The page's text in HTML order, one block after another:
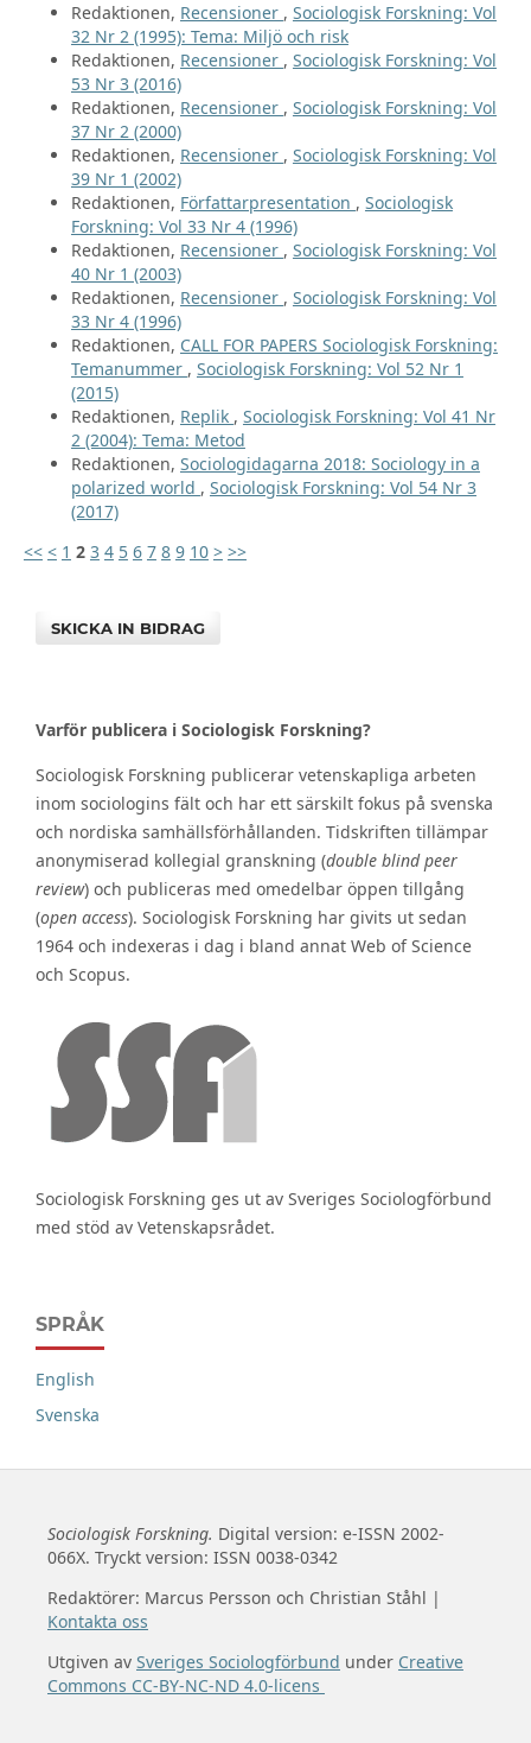
Redaktionen, Recensioner , Sociologisk Forskning: Vol
32 Nr 2 (1995): Tema: Miljö och risk
Redaktionen, Recensioner , Sociologisk Forskning: Vol
53 Nr 3 (2016)
Redaktionen, Recensioner , Sociologisk Forskning: Vol
37 Nr 2 (2000)
Redaktionen, Recensioner , Sociologisk Forskning: Vol
39 Nr 1 (2002)
Redaktionen, Författarpresentation , Sociologisk
Forskning: Vol 33 Nr 4 (1996)
Redaktionen, Recensioner , Sociologisk Forskning: Vol
40 Nr 1 (2003)
Redaktionen, Recensioner , Sociologisk Forskning: Vol
33 Nr 4 (1996)
Redaktionen, CALL FOR PAPERS Sociologisk Forskning:
Temanummer , Sociologisk Forskning: Vol 52 Nr 1
(2015)
Redaktionen, Replik , Sociologisk Forskning: Vol 41 Nr
2 (2004): Tema: Metod
Redaktionen, Sociologidagarna 2018: Sociology in a
polarized world , Sociologisk Forskning: Vol 54 Nr 3
(2017)
<< < 1 2 3 4 5 6 7 8 9 10 > >>
SKICKA IN BIDRAG
Varför publicera i Sociologisk Forskning?
Sociologisk Forskning publicerar vetenskapliga arbeten
inom sociologins fält och har ett särskilt fokus på svenska
och nordiska samhällsförhållanden. Tidskriften tillämpar
anonymiserad kollegial granskning (double blind peer
review) och publiceras med omedelbar öppen tillgång
(open access). Sociologisk Forskning har givits ut sedan
1964 och indexeras i dag i bland annat Web of Science
och Scopus.
Sociologisk Forskning ges ut av Sveriges Sociologförbund
med stöd av Vetenskapsrådet.
SPRÅK
English
Svenska
Sociologisk Forskning. Digital version: e-ISSN 2002-
066X. Tryckt version: ISSN 0038-0342
Redaktörer: Marcus Persson och Christian Ståhl |
Kontakta oss
Utgiven av Sveriges Sociologförbund under Creative
Commons CC-BY-NC-ND 4.0-licens